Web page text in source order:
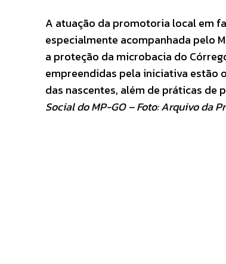
A atuação da promotoria local em
especialmente acompanhada pelo
a proteção da microbacia do
empreendidas pela iniciativa estão
das nascentes, além de práticas de
Social do MP-GO – Foto: Arquivo da